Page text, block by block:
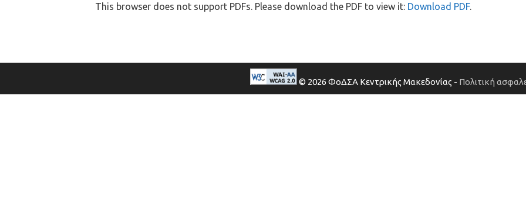
This browser does not support PDFs. Please download the PDF to view it: Download PDF.
© 2026 ΦοΔΣΑ Κεντρικής Μακεδονίας - Πολιτική